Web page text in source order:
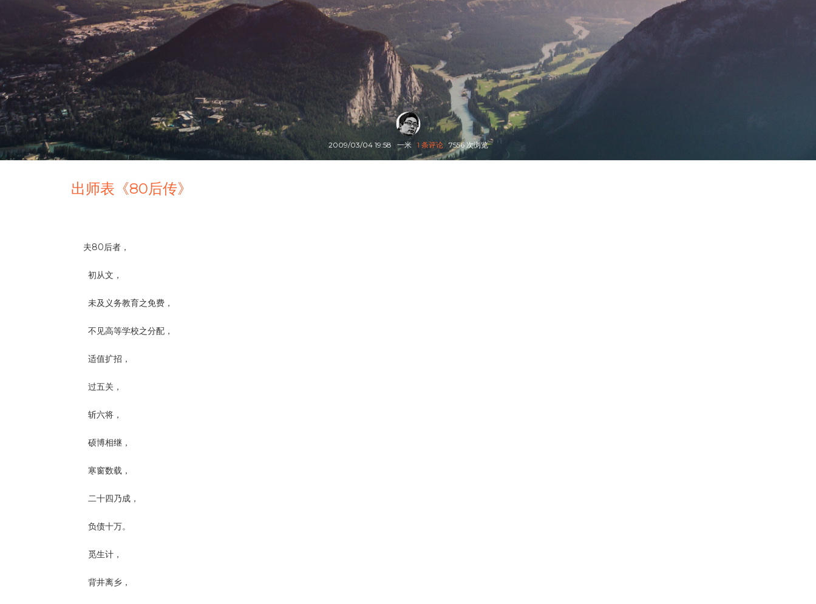
2009/03/04 19:58 一米 1 条评论 7556 次浏览
出师表《80后传》
夫80后者，
初从文，
未及义务教育之免费，
不见高等学校之分配，
适值扩招，
过五关，
斩六将，
硕博相继，
寒窗数载，
二十四乃成，
负债十万。
觅生计，
背井离乡，